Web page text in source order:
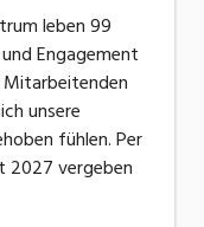
Druck
(Fertigung)
leben 99
Engagement
unsere
fühlen. Per
2027 vergeben